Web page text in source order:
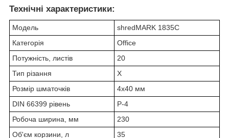
Технічні характеристики:
Модель
shredMARK 1835C
Категорія
Office
Потужність, листів
20
Тип різання
X
Розмір шматочків
4х40 мм
DIN 66399 рівень
P-4
Робоча ширина, мм
230
Об'єм корзини, л
35